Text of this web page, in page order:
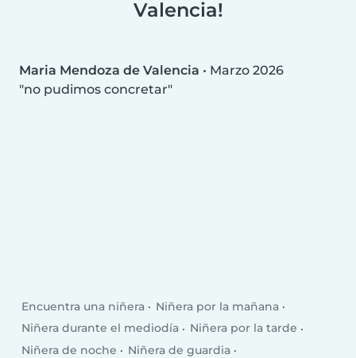
Valencia!
Maria Mendoza de Valencia • Marzo 2026
no pudimos concretar
Encuentra una niñera
Niñera por la mañana
Niñera durante el mediodía
Niñera por la tarde
Niñera de noche
Niñera de guardia